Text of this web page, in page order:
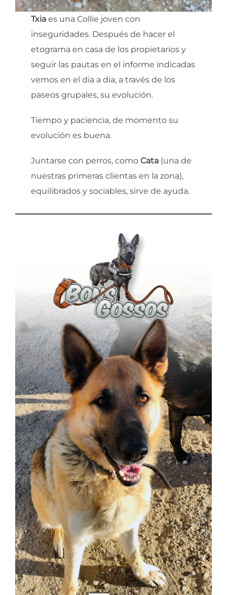
Txia es una Collie joven con
inseguridades. Después de hacer el
etograma en casa de los propietarios y
seguir las pautas en el informe indicadas
vemos en el dia a dia, a través de los
paseos grupales, su evolución.
Tiempo y paciencia, de momento su
evolución es buena.
Juntarse con perros, comoCata (una de
nuestras primeras clientas en la zona),
equilibrados y sociables, sirve de ayuda.